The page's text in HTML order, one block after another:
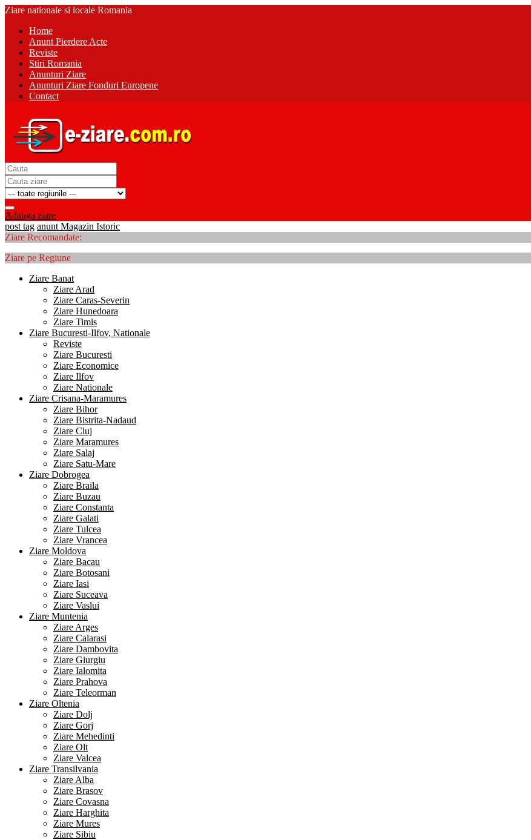
Ziare nationale si locale Romania
Home
Anunt Pierdere Acte
Reviste
Stiri Romania
Anunturi Ziare
Anunturi Ziare Fonduri Europene
Contact
Adauga ziare
post tag anunt Magazin Istoric
Ziare Recomandate:
Ziare pe Regiune
Ziare Banat
Ziare Arad
Ziare Caras-Severin
Ziare Hunedoara
Ziare Timis
Ziare Bucuresti-Ilfov, Nationale
Reviste
Ziare Bucuresti
Ziare Economice
Ziare Ilfov
Ziare Nationale
Ziare Crisana-Maramures
Ziare Bihor
Ziare Bistrita-Nadaud
Ziare Cluj
Ziare Maramures
Ziare Salaj
Ziare Satu-Mare
Ziare Dobrogea
Ziare Braila
Ziare Buzau
Ziare Constanta
Ziare Galati
Ziare Tulcea
Ziare Vrancea
Ziare Moldova
Ziare Bacau
Ziare Botosani
Ziare Iasi
Ziare Suceava
Ziare Vaslui
Ziare Muntenia
Ziare Arges
Ziare Calarasi
Ziare Dambovita
Ziare Giurgiu
Ziare Ialomita
Ziare Prahova
Ziare Teleorman
Ziare Oltenia
Ziare Dolj
Ziare Gorj
Ziare Mehedinti
Ziare Olt
Ziare Valcea
Ziare Transilvania
Ziare Alba
Ziare Brasov
Ziare Covasna
Ziare Harghita
Ziare Mures
Ziare Sibiu